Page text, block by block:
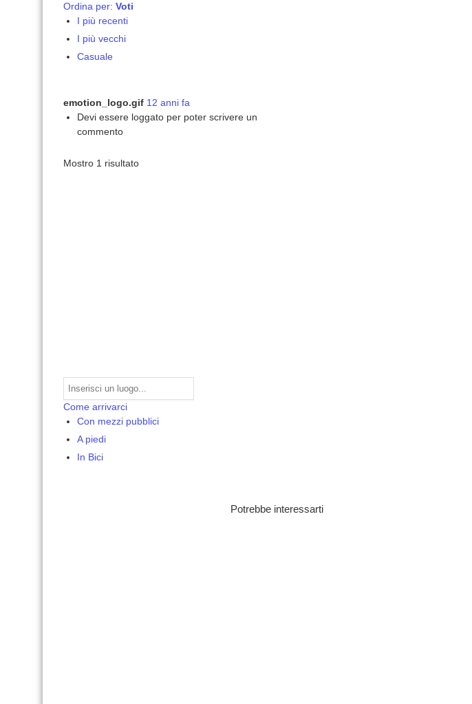
Ordina per: Voti
I più recenti
I più vecchi
Casuale
emotion_logo.gif 12 anni fa
Devi essere loggato per poter scrivere un
commento
Mostro 1 risultato
Come arrivarci
Con mezzi pubblici
A piedi
In Bici
Potrebbe interessarti